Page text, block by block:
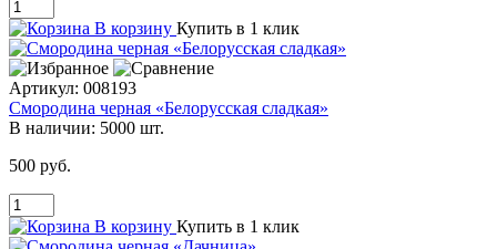
В корзину Купить в 1 клик
Артикул: 008193
Смородина черная «Белорусская сладкая»
В наличии: 5000 шт.
500 руб.
В корзину Купить в 1 клик